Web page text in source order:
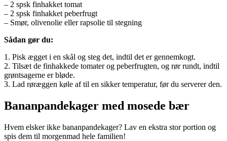
– 2 spsk finhakket tomat
– 2 spsk finhakket peberfrugt
– Smør, olivenolie eller rapsolie til stegning
Sådan gør du:
1. Pisk ægget i en skål og steg det, indtil det er gennemkogt.
2. Tilsæt de finhakkede tomater og peberfrugten, og rør rundt, indtil
grøntsagerne er bløde.
3. Lad røræggen køle af til en sikker temperatur, før du serverer den.
Bananpandekager med mosede bær
Hvem elsker ikke bananpandekager? Lav en ekstra stor portion og
spis dem til morgenmad hele familien!